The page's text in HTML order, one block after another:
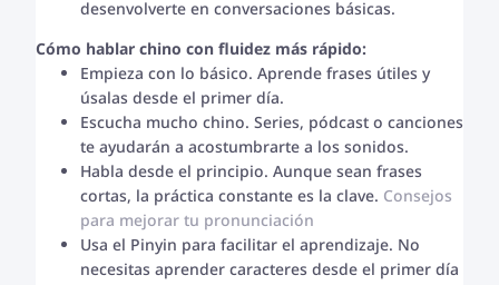
desenvolverte en conversaciones básicas.
Cómo hablar chino con fluidez más rápido:
Empieza con lo básico. Aprende frases útiles y
úsalas desde el primer día.
Escucha mucho chino. Series, pódcast o canciones
te ayudarán a acostumbrarte a los sonidos.
Habla desde el principio. Aunque sean frases
cortas, la práctica constante es la clave. Consejos
para mejorar tu pronunciación
Usa el Pinyin para facilitar el aprendizaje. No
necesitas aprender caracteres desde el primer día